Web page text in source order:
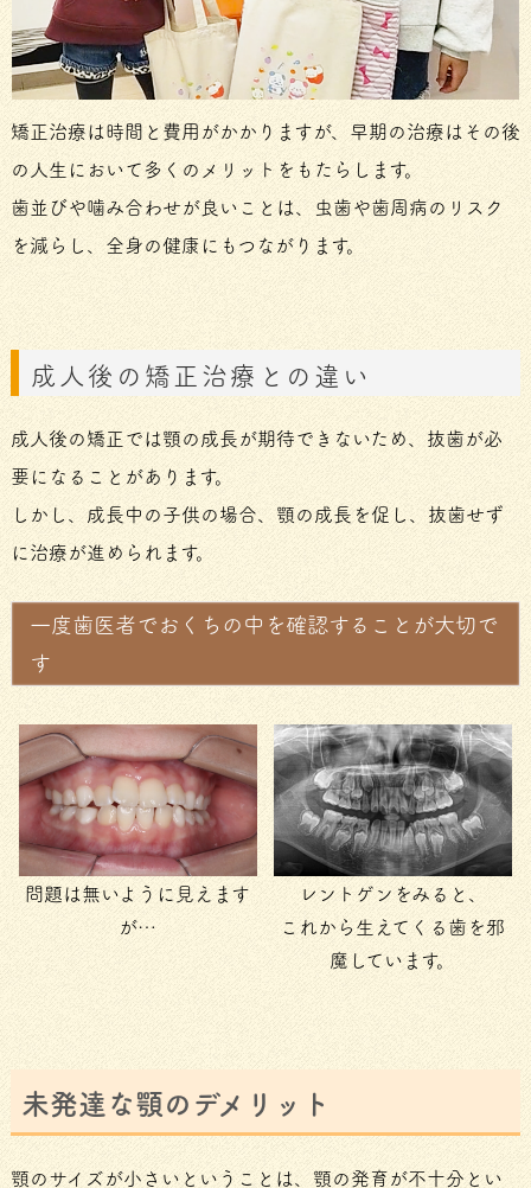
矯正治療は時間と費用がかかりますが、早期の治療はその後
の人生において多くのメリットをもたらします。
歯並びや噛み合わせが良いことは、虫歯や歯周病のリスク
を減らし、全身の健康にもつながります。
成人後の矯正治療との違い
成人後の矯正では顎の成長が期待できないため、抜歯が必
要になることがあります。
しかし、成長中の子供の場合、顎の成長を促し、抜歯せず
に治療が進められます。
一度歯医者でおくちの中を確認することが大切で
す
問題は無いように見えます
が…
レントゲンをみると、
これから生えてくる歯を邪
魔しています。
未発達な顎のデメリット
顎のサイズが小さいということは、顎の発育が不十分とい